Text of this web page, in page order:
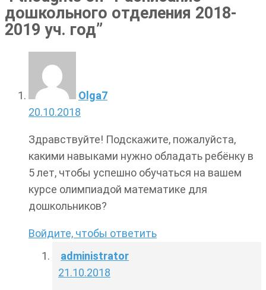
дошкольного отделения 2018-
2019 уч. год”
Olga7
20.10.2018
Здравствуйте! Подскажите, пожалуйста,
какими навыками нужно обладать ребёнку в
5 лет, чтобы успешно обучаться на вашем
курсе олимпиадой математике для
дошкольников?
Войдите, чтобы ответить
administrator
21.10.2018